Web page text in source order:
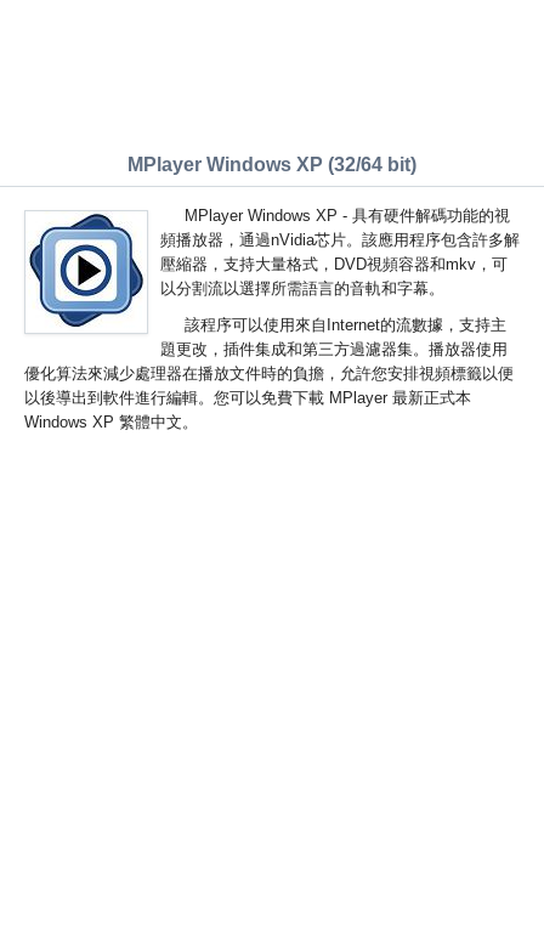
MPlayer Windows XP (32/64 bit)
MPlayer Windows XP - 具有硬件解碼功能的視
頻播放器，通過nVidia芯片。該應用程序包含許多解
壓縮器，支持大量格式，DVD視頻容器和mkv，可
以分割流以選擇所需語言的音軌和字幕。
該程序可以使用來自Internet的流數據，支持主
題更改，插件集成和第三方過濾器集。播放器使用
優化算法來減少處理器在播放文件時的負擔，允許您安排視頻標籤以便
以後導出到軟件進行編輯。您可以免費下載 MPlayer 最新正式本
Windows XP 繁體中文。